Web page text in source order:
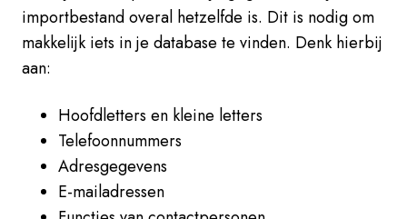
importbestand overal hetzelfde is. Dit is nodig om
makkelijk iets in je database te vinden. Denk hierbij
aan:
Hoofdletters en kleine letters
Telefoonnummers
Adresgegevens
E-mailadressen